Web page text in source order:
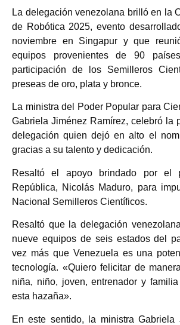
La delegación venezolana brilló en la
de Robótica 2025, evento
noviembre en Singapur y que
equipos provenientes de 90
participación de los Semilleros
preseas de oro, plata y bronce.
La ministra del Poder Popular para
Gabriela Jiménez Ramírez, celebró la
delegación quien dejó en alto el
gracias a su talento y dedicación.
Resaltó el apoyo brindado por el
República, Nicolás Maduro, para
Nacional Semilleros Científicos.
Resaltó que la delegación
nueve equipos de seis estados del
vez más que Venezuela es una
tecnología. «Quiero felicitar de
niña, niño, joven, entrenador y
esta hazaña».
En este sentido, la ministra Gabriela